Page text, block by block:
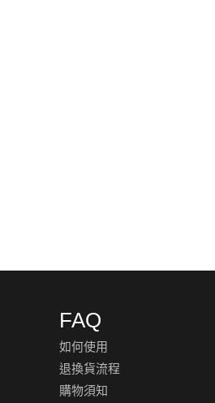
FAQ
如何使用
退換貨流程
購物須知